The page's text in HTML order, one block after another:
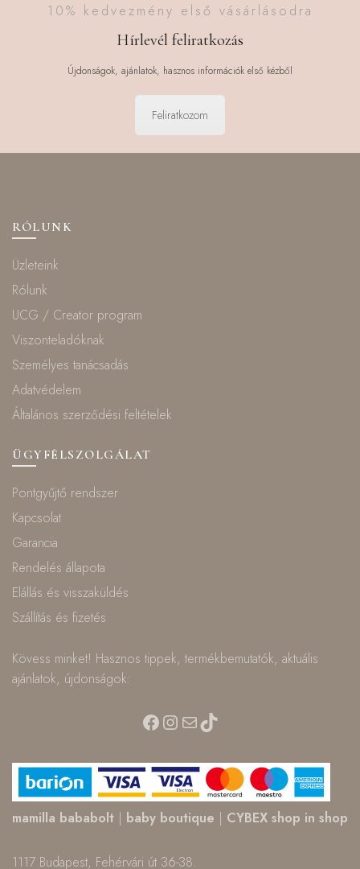
10% kedvezmény első vásárlásodra
Hírlevél feliratkozás
Újdonságok, ajánlatok, hasznos információk első kézből
Feliratkozom
RÓLUNK
Üzleteink
Rólunk
UCG / Creator program
Viszonteladóknak
Személyes tanácsadás
Adatvédelem
Általános szerződési feltételek
ÜGYFÉLSZOLGÁLAT
Pontgyűjtő rendszer
Kapcsolat
Garancia
Rendelés állapota
Elállás és visszaküldés
Szállítás és fizetés
Kövess minket! Hasznos tippek, termékbemutatók, aktuális
ajánlatok, újdonságok:
Facebook
Instagram
MailTikTok
mamilla bababolt | baby boutique | CYBEX shop in shop
1117 Budapest, Fehérvári út 36-38.